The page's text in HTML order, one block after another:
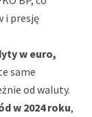
i presję
w euro,
same
od waluty.
w 2024 roku,